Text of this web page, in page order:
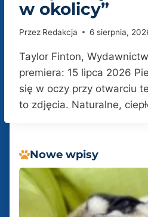
w okolicy”
Przez Redakcja 6 sierpnia,
Taylor Finton,
premiera: 15 lipca 2026
się w oczy przy otwarciu
to zdjęcia. Naturalne,
Nowe wpisy